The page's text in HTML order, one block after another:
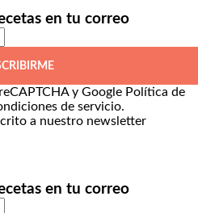
en tu correo
y Google Política de
de servicio.
a nuestro newsletter
en tu correo